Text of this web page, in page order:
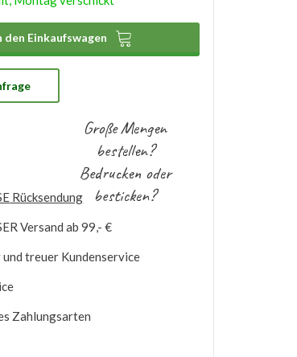
den Einkaufswagen 
Große Mengen
bestellen?
Bedrucken oder
besticken?
Rücksendung
Versand ab 99,- €
treuer Kundenservice
Zahlungsarten